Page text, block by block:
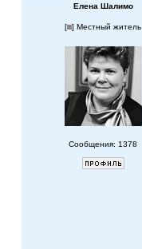
Елена Шалимо
[ ] Местный житель
Сообщения: 1378